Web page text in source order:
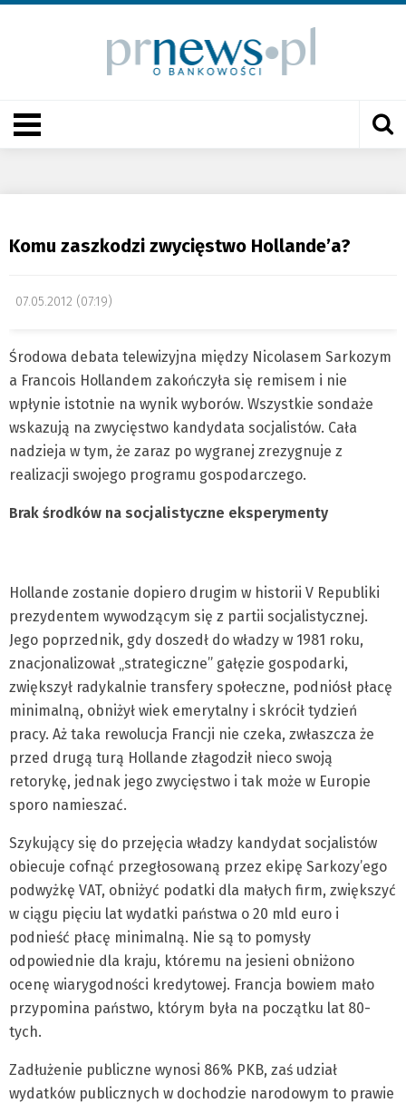
Komu zaszkodzi zwycięstwo Hollande’a?
07.05.2012 (07:19)
Środowa debata telewizyjna między Nicolasem Sarkozym
a Francois Hollandem zakończyła się remisem i nie
wpłynie istotnie na wynik wyborów. Wszystkie sondaże
wskazują na zwycięstwo kandydata socjalistów. Cała
nadzieja w tym, że zaraz po wygranej zrezygnuje z
realizacji swojego programu gospodarczego.
Brak środków na socjalistyczne eksperymenty
Hollande zostanie dopiero drugim w historii V Republiki
prezydentem wywodzącym się z partii socjalistycznej.
Jego poprzednik, gdy doszedł do władzy w 1981 roku,
znacjonalizował „strategiczne” gałęzie gospodarki,
zwiększył radykalnie transfery społeczne, podniósł płacę
minimalną, obniżył wiek emerytalny i skrócił tydzień
pracy. Aż taka rewolucja Francji nie czeka, zwłaszcza że
przed drugą turą Hollande złagodził nieco swoją
retorykę, jednak jego zwycięstwo i tak może w Europie
sporo namieszać.
Szykujący się do przejęcia władzy kandydat socjalistów
obiecuje cofnąć przegłosowaną przez ekipę Sarkozy’ego
podwyżkę VAT, obniżyć podatki dla małych firm, zwiększyć
w ciągu pięciu lat wydatki państwa o 20 mld euro i
podnieść płacę minimalną. Nie są to pomysły
odpowiednie dla kraju, któremu na jesieni obniżono
ocenę wiarygodności kredytowej. Francja bowiem mało
przypomina państwo, którym była na początku lat 80-
tych.
Zadłużenie publiczne wynosi 86% PKB, zaś udział
wydatków publicznych w dochodzie narodowym to prawie